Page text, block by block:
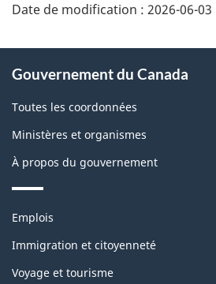
Date de modification : 2026-06-03
propos
de
ce
Gouvernement du Canada
Toutes les coordonnées
Ministères et organismes
À propos du gouvernement
Thèmes
sujets
Emplois
Immigration et citoyenneté
Voyage et tourisme